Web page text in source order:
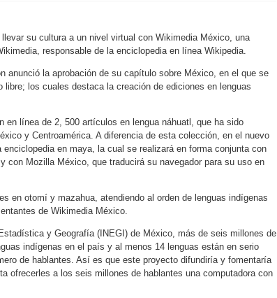
su cultura a un nivel virtual con Wikimedia México, una
responsable de la enciclopedia en línea Wikipedia.
anunció la aprobación de su capítulo sobre México, en el que se
libre; los cuales destaca la creación de ediciones en lenguas
en línea de 2, 500 artículos en lengua náhuatl, que ha sido
y Centroamérica. A diferencia de esta colección, en el nuevo
en maya, la cual se realizará en forma conjunta con
con Mozilla México, que traducirá su navegador para su uso en
en otomí y mazahua, atendiendo al orden de lenguas indígenas
de Wikimedia México.
y Geografía (INEGI) de México, más de seis millones de
indígenas en el país y al menos 14 lenguas están en serio
de hablantes. Así es que este proyecto difundiría y fomentaría
ofrecerles a los seis millones de hablantes una computadora con